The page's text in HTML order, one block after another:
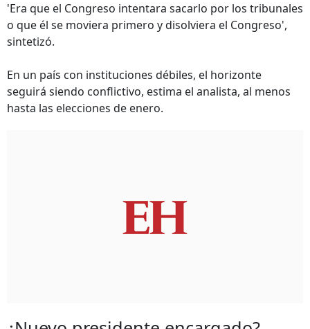
'Era que el Congreso intentara sacarlo por los tribunales
o que él se moviera primero y disolviera el Congreso',
sintetizó.
En un país con instituciones débiles, el horizonte
seguirá siendo conflictivo, estima el analista, al menos
hasta las elecciones de enero.